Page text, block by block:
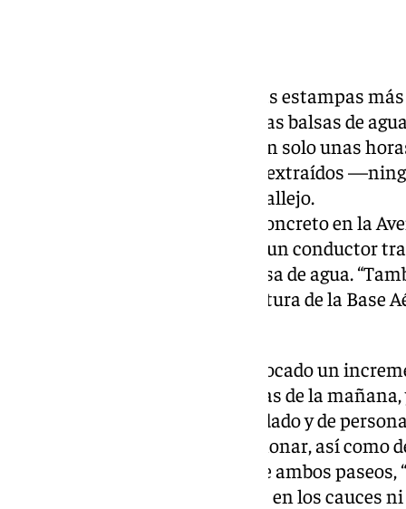
Pero sin lugar a dudas, una de las estampas
distritos de la capital han sido las balsas de
cantidad de agua que ha caído en solo unas
vehículos hayan tenido que ser extraídos
su interior— en la calle César Vallejo.
En otro punto de la ciudad, en concreto en la
la Policía Local han auxiliado a un conductor
medio de la calzada por una balsa de agua.
afectaciones en la MA-21 a la altura de la Base
Ante esa situación, que ha provocado un
distrito Este, sobre las 5.00 horas de la
procedido al corte del tráfico rodado y de
entre los paseos Miramar y Limonar, así como
el ramo de Ramón Carrión entre ambos paseos,
hubiera vehículos estacionados en los cauces